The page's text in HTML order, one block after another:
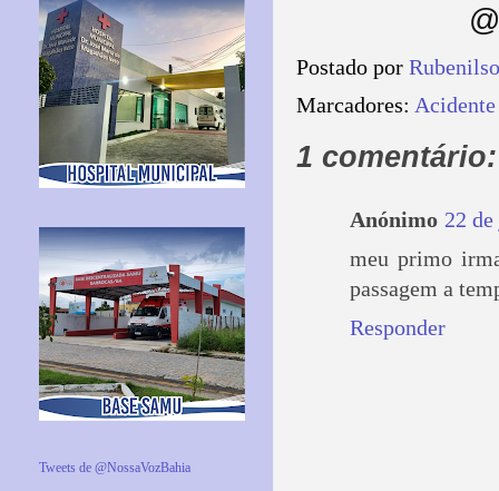
Postado por
Marcadores:
1 comentário:
Anónimo 22
meu primo
passagem a
Responder
Tweets de @NossaVozBahia